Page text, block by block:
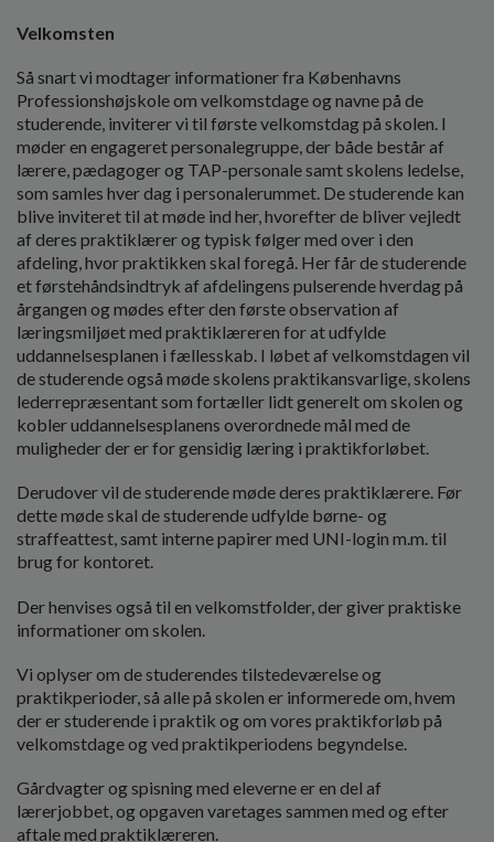
Velkomsten
Så snart vi modtager informationer fra Københavns
Professionshøjskole om velkomstdage og navne på de
studerende, inviterer vi til første velkomstdag på skolen. I
møder en engageret personalegruppe, der både består af
lærere, pædagoger og TAP-personale samt skolens ledelse,
som samles hver dag i personalerummet. De studerende kan
blive inviteret til at møde ind her, hvorefter de bliver vejledt
af deres praktiklærer og typisk følger med over i den
afdeling, hvor praktikken skal foregå. Her får de studerende
et førstehåndsindtryk af afdelingens pulserende hverdag på
årgangen og mødes efter den første observation af
læringsmiljøet med praktiklæreren for at udfylde
uddannelsesplanen i fællesskab. I løbet af velkomstdagen vil
de studerende også møde skolens praktikansvarlige, skolens
lederrepræsentant som fortæller lidt generelt om skolen og
kobler uddannelsesplanens overordnede mål med de
muligheder der er for gensidig læring i praktikforløbet.
Derudover vil de studerende møde deres praktiklærere. Før
dette møde skal de studerende udfylde børne- og
straffeattest, samt interne papirer med UNI-login m.m. til
brug for kontoret.
Der henvises også til en velkomstfolder, der giver praktiske
informationer om skolen.
Vi oplyser om de studerendes tilstedeværelse og
praktikperioder, så alle på skolen er informerede om, hvem
der er studerende i praktik og om vores praktikforløb på
velkomstdage og ved praktikperiodens begyndelse.
Gårdvagter og spisning med eleverne er en del af
lærerjobbet, og opgaven varetages sammen med og efter
aftale med praktiklæreren.